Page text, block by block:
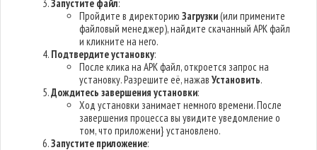
Запустите файл:
Пройдите в директориюЗагрузки(или примените
файловый менеджер), найдите скачанный APK файл
и кликните на него.
Подтвердите установку:
После клика на APK файл, откроется запрос на
установку. Разрешите её, нажавУстановить.
Дождитесь завершения установки:
Ход установки занимает немного времени. После
завершения процесса вы увидите уведомление о
том, что приложени} установлено.
Запустите приложение: